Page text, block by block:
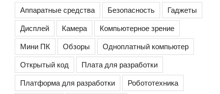
Аппаратные средства
Безопасность
Гаджеты
Дисплей
Камера
Компьютерное зрение
Мини ПК
Обзоры
Одноплатный компьютер
Открытый код
Плата для разработки
Платформа для разработки
Робототехника